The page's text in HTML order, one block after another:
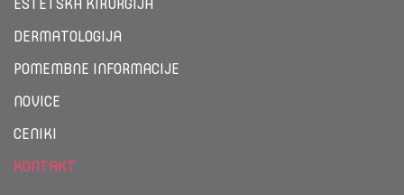
ESTETSKA KIRURGIJA
DERMATOLOGIJA
POMEMBNE INFORMACIJE
NOVICE
CENIKI
KONTAKT